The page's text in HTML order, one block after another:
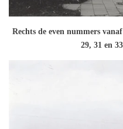
Rechts de even nummers
29, 31 en